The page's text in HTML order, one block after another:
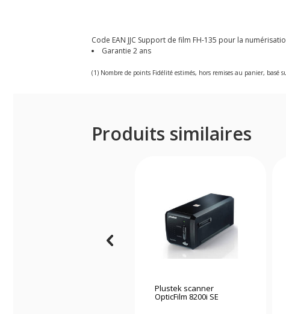
Code EAN JJC Support de film FH-135 pour la
Garantie 2 ans
(1) Nombre de points Fidélité estimés, hors remises au panier, basé
Produits similaires
Plustek scanner
OpticFilm 8200i SE